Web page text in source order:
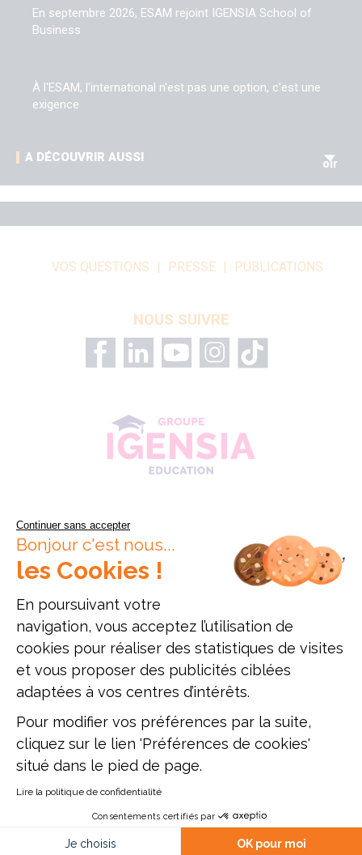
En septembre 2026, ESAM rejoint IGENSIA School of
Business
À l'ESAM, l'international n'est pas une option, c'est une
exigence
A DÉCOUVRIR AUSSI
oir
Comparer Postuler
VOS QUESTIONS PRESSE PUBLICATIONS
NOUS SUIVRE
Données personnelles Mentions légales
Offres d'emploi
Établissement d'enseignement supérieur privé, Association à but non
lucratif
ESAM Paris - 12, rue Alexandre Parodi - 75010 Paris - Tél. : 01 89 71 24
54
ESAM Lyon - 47, rue du Sergent Michel Berthet - 69009 Lyon - Tél. : 04
51 42 10 96
Continuer sans accepter
Bonjour c'est nous...
les Cookies !
En poursuivant votre
navigation, vous acceptez l’utilisation de
cookies pour réaliser des statistiques de visites
et vous proposer des publicités ciblées
adaptées à vos centres d’intérêts.
Pour modifier vos préférences par la suite,
cliquez sur le lien 'Préférences de cookies'
situé dans le pied de page.
Lire la politique de confidentialité
Consentements certifiés par
Je choisis OK pour moi